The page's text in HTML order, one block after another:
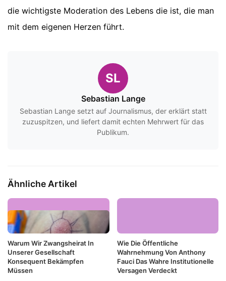
die wichtigste Moderation des Lebens die ist, die man
mit dem eigenen Herzen führt.
SL
Sebastian Lange
Sebastian Lange setzt auf Journalismus, der erklärt statt
zuzuspitzen, und liefert damit echten Mehrwert für das
Publikum.
Ähnliche Artikel
Warum Wir Zwangsheirat In
Unserer Gesellschaft
Konsequent Bekämpfen
Müssen
Wie Die Öffentliche
Wahrnehmung Von Anthony
Fauci Das Wahre Institutionelle
Versagen Verdeckt